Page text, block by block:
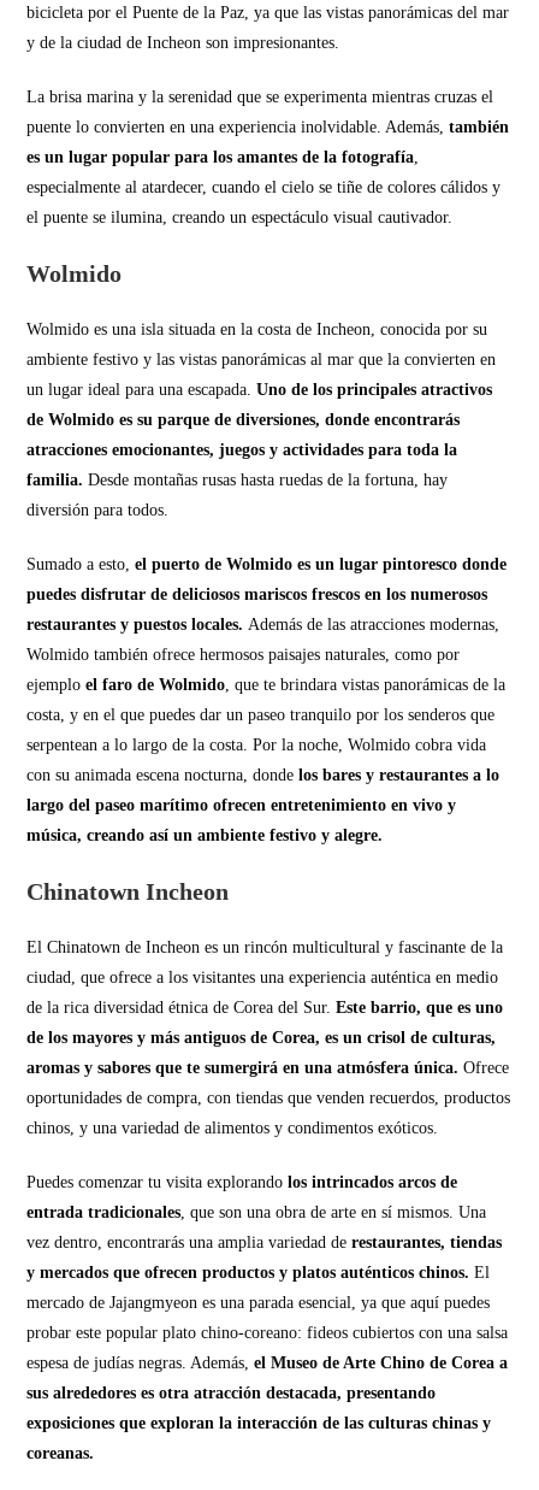
bicicleta por el Puente de la Paz, ya que las vistas panorámicas del mar
y de la ciudad de Incheon son impresionantes.
La brisa marina y la serenidad que se experimenta mientras cruzas el
puente lo convierten en una experiencia inolvidable. Además, también
es un lugar popular para los amantes de la fotografía,
especialmente al atardecer, cuando el cielo se tiñe de colores cálidos y
el puente se ilumina, creando un espectáculo visual cautivador.
Wolmido
Wolmido es una isla situada en la costa de Incheon, conocida por su
ambiente festivo y las vistas panorámicas al mar que la convierten en
un lugar ideal para una escapada.Uno de los principales atractivos
de Wolmido es su parque de diversiones, donde encontrarás
atracciones emocionantes, juegos y actividades para toda la
familia.Desde montañas rusas hasta ruedas de la fortuna, hay
diversión para todos.
Sumado a esto,el puerto de Wolmido es un lugar pintoresco donde
puedes disfrutar de deliciosos mariscos frescos en los numerosos
restaurantes y puestos locales.Además de las atracciones modernas,
Wolmido también ofrece hermosos paisajes naturales, como por
ejemplo el faro de Wolmido, que te brindara vistas panorámicas de la
costa, y en el que puedes dar un paseo tranquilo por los senderos que
serpentean a lo largo de la costa. Por la noche, Wolmido cobra vida
con su animada escena nocturna, dondelos bares y restaurantes a lo
largo del paseo marítimo ofrecen entretenimiento en vivo y
música, creando así un ambiente festivo y alegre.
Chinatown Incheon
El Chinatown de Incheon es un rincón multicultural y fascinante de la
ciudad, que ofrece a los visitantes una experiencia auténtica en medio
de la rica diversidad étnica de Corea del Sur.Este barrio, que es uno
de los mayores y más antiguos de Corea, es un crisol de culturas,
aromas y sabores que te sumergirá en una atmósfera única.Ofrece
oportunidades de compra, con tiendas que venden recuerdos, productos
chinos, y una variedad de alimentos y condimentos exóticos.
Puedes comenzar tu visita explorandolos intrincados arcos de
entrada tradicionales, que son una obra de arte en sí mismos. Una
vez dentro, encontrarás una amplia variedad derestaurantes, tiendas
y mercados que ofrecen productos y platos auténticos chinos. El
mercado de Jajangmyeon es una parada esencial, ya que aquí puedes
probar este popular plato chino-coreano: fideos cubiertos con una salsa
espesa de judías negras. Además,el Museo de Arte Chino de Corea a
sus alrededores es otra atracción destacada, presentando
exposiciones que exploran la interacción de las culturas chinas y
coreanas.